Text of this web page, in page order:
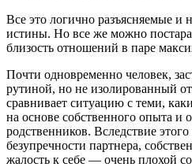
Все это логично разъясняемые и
истины. Но все же можно
близость отношений в паре
Почти одновременно человек,
рутиной, но не изолированный
сравнивает ситуацию с теми,
на основе собственного опыта и
родственников. Вследствие
безупречности партнера,
жалость к себе — очень плохой